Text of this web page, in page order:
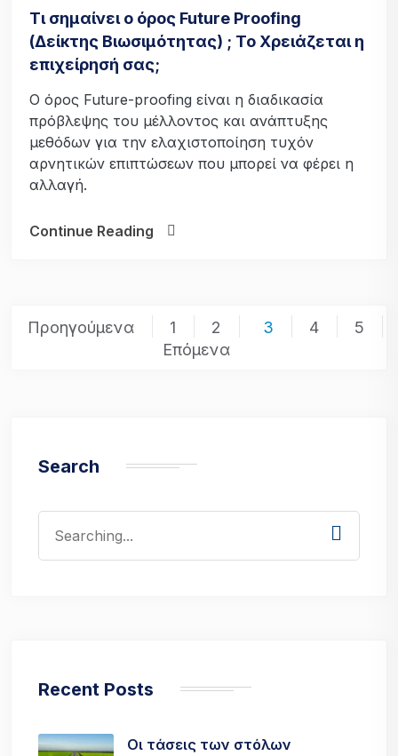
Τι σημαίνει ο όρος Future Proofing
(Δείκτης Βιωσιμότητας) ; Το Χρειάζεται η
επιχείρησή σας;
O όρος Future-proofing είναι η διαδικασία
πρόβλεψης του μέλλοντος και ανάπτυξης
μεθόδων για την ελαχιστοποίηση τυχόν
αρνητικών επιπτώσεων που μπορεί να φέρει η
αλλαγή.
Continue Reading
Posts
pagination
Προηγούμενα 1 2 3 4
5
Επόμενα
Search
for:
Recent Posts
Οι τάσεις των στόλων